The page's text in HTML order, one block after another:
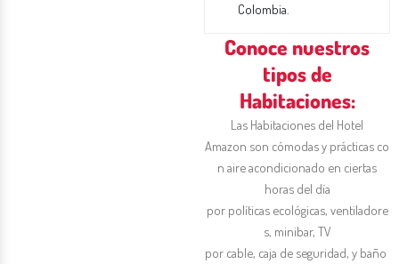
Colombia.
Conoce nuestros
tipos de
Habitaciones:
Las Habitaciones del Hotel
Amazon son cómodasy prácticas co
naireacondicionado en ciertas
horas del día
por políticas ecológicas, ventiladore
s, minibar, TV
por cable, caja de seguridad, y baño